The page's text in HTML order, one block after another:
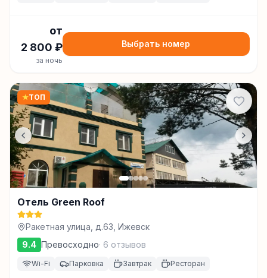
от
2 800 ₽
за ночь
Выбрать номер
★ТОП
Отель Green Roof
Ракетная улица, д.63, Ижевск
9.4 Превосходно· 6 отзывов
Wi-Fi Парковка Завтрак Ресторан